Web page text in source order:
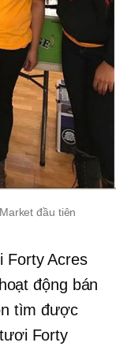
đầu tiên
Forty Acres
động bán
tìm được
Forty